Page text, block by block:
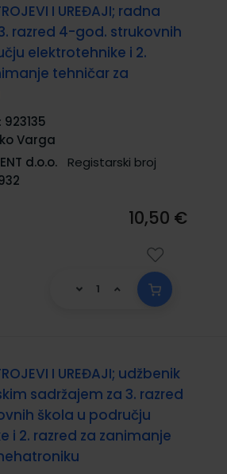
I UREĐAJI; radna
razred 4-god. strukovnih
elektrotehnike i 2.
tehničar za
923135
Varga
d.o.o.
Registarski broj
10,50 €
I UREĐAJI; udžbenik
sadržajem za 3. razred
škola u području
i 2. razred za zanimanje